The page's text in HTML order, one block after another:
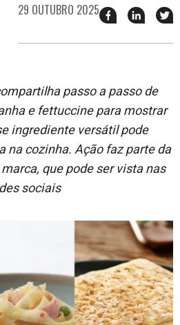
29 OUTUBRO 2025 Compartilhar
esse
no
esse
no
passo a passo de
e fettuccine para mostrar
ingrediente versátil pode
na cozinha. Ação faz parte da
que pode ser vista nas
sociais